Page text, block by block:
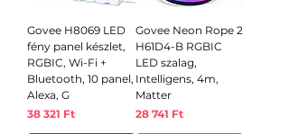
Govee H8069 LED
fény panel készlet,
RGBIC, Wi-Fi +
Bluetooth, 10 panel,
Alexa, G
Ár
38 321 Ft
Govee Neon Rope 2
H61D4-B RGBIC
LED szalag,
Intelligens, 4m,
Matter
Ár
28 741 Ft